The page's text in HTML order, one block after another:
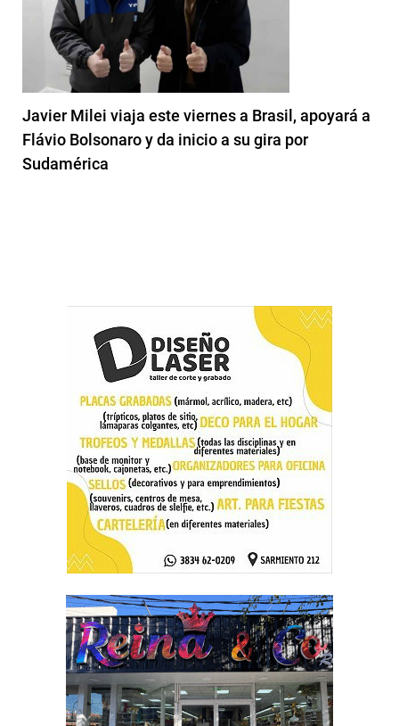
Javier Milei viaja este viernes a Brasil, apoyará a
Flávio Bolsonaro y da inicio a su gira por
Sudamérica